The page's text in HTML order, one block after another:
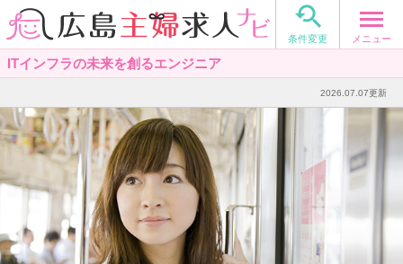

条件変更 メニュー
ITインフラの未来を創るエンジニア
2026.07.07更新